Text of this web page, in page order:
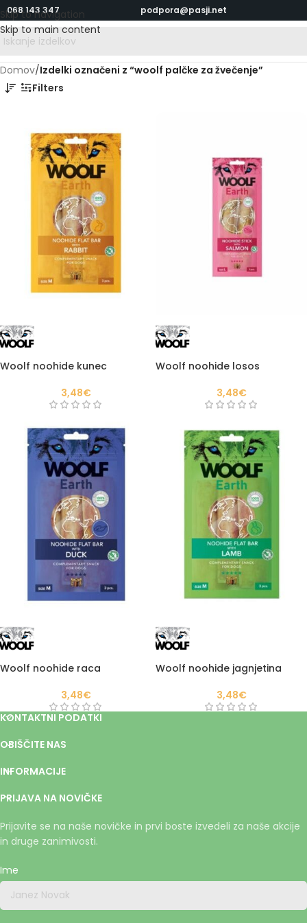
Skip to navigation
Skip to main content
068 143 347 podpora@pasji.net
Domov/Izdelki označeni z “woolf palčke za žvečenje”
Filters
Woolf noohide kunec
3,48€
Woolf noohide losos
3,48€
Woolf noohide raca
3,48€
Woolf noohide jagnjetina
3,48€
KONTAKTNI PODATKI
OBIŠČITE NAS
INFORMACIJE
PRIJAVA NA NOVIČKE
Prijavite se na naše novičke in prvi boste izvedeli za naše akcije
in druge zanimivosti.
Ime